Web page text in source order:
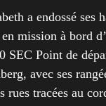
a endossé ses
mission à bord
SEC Point de
avec ses
rues tracées au